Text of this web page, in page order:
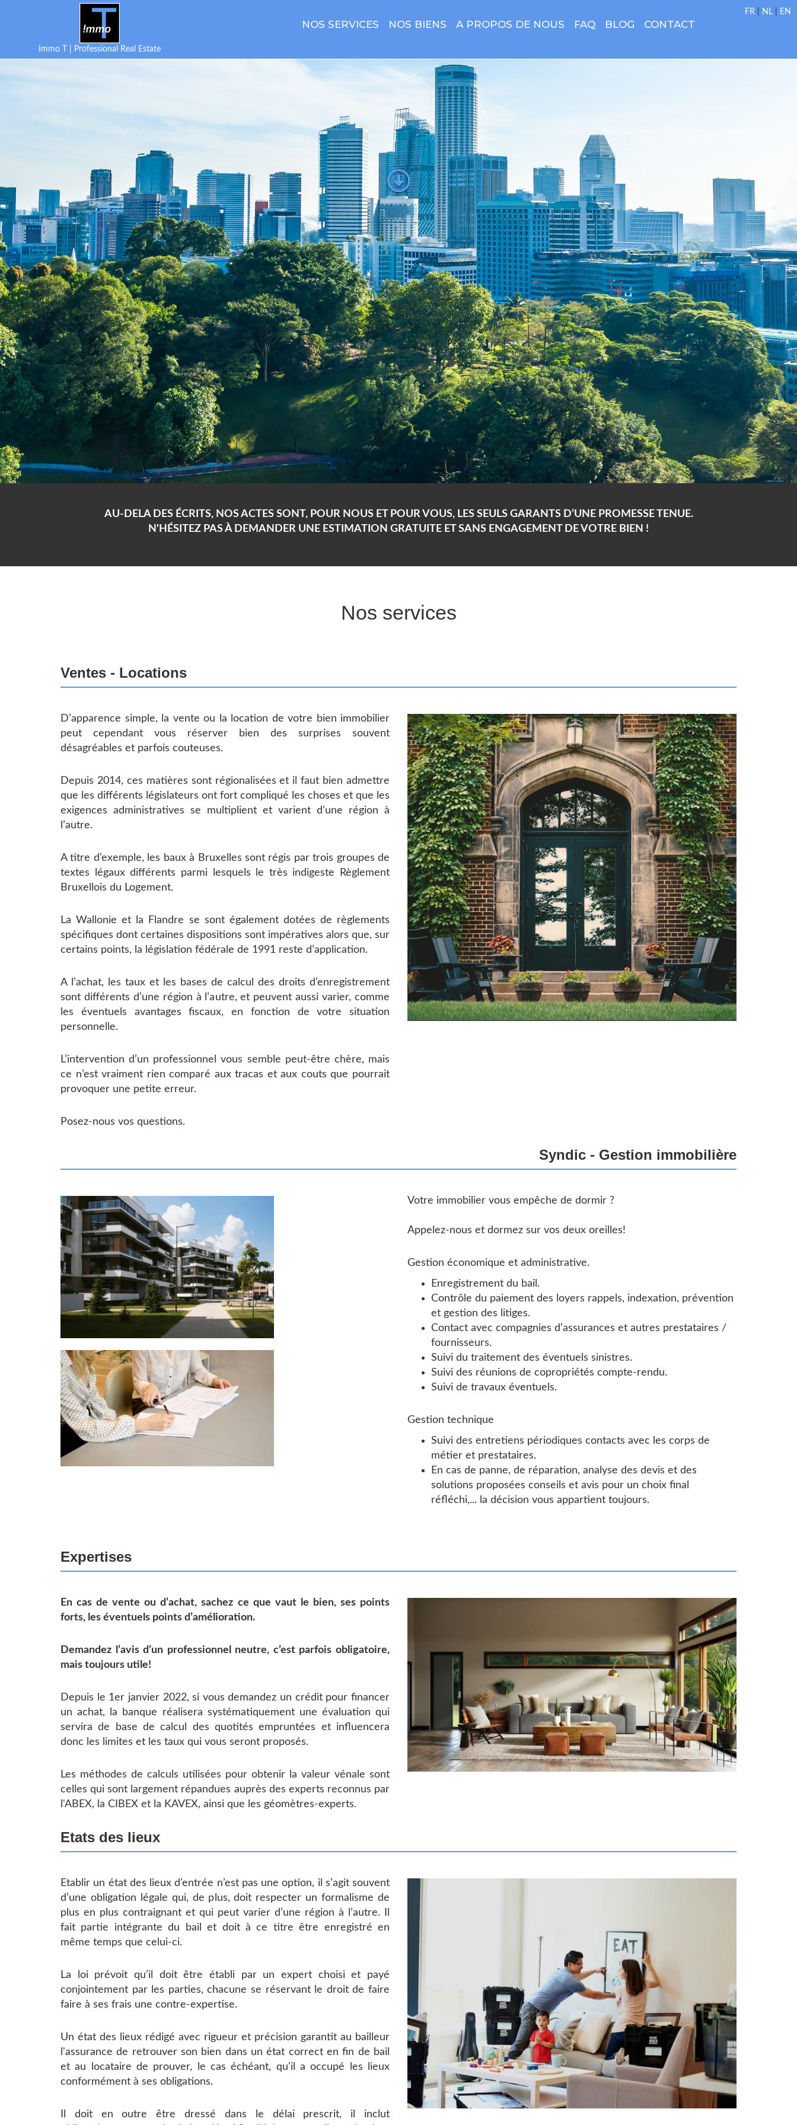
FR NL EN
Immo T | Professional Real Estate
NOS SERVICES NOS BIENS A PROPOS DE NOUS FAQ BLOG CONTACT
AU-DELA DES ÉCRITS, NOS ACTES SONT, POUR NOUS ET POUR VOUS, LES SEULS GARANTS D’UNE PROMESSE TENUE.
N'HÉSITEZ PAS À DEMANDER UNE ESTIMATION GRATUITE ET SANS ENGAGEMENT DE VOTRE BIEN !
Nos services
Ventes - Locations
D’apparence simple, la vente ou la location de votre bien immobilier
peut cependant vous réserver bien des surprises souvent
désagréables et parfois couteuses.
Depuis 2014, ces matières sont régionalisées et il faut bien admettre
que les différents législateurs ont fort compliqué les choses et que les
exigences administratives se multiplient et varient d’une région à
l’autre.
A titre d’exemple, les baux à Bruxelles sont régis par trois groupes de
textes légaux différents parmi lesquels le très indigeste Règlement
Bruxellois du Logement.
La Wallonie et la Flandre se sont également dotées de règlements
spécifiques dont certaines dispositions sont impératives alors que, sur
certains points, la législation fédérale de 1991 reste d’application.
A l’achat, les taux et les bases de calcul des droits d’enregistrement
sont différents d’une région à l’autre, et peuvent aussi varier, comme
les éventuels avantages fiscaux, en fonction de votre situation
personnelle.
L’intervention d’un professionnel vous semble peut-être chère, mais
ce n’est vraiment rien comparé aux tracas et aux couts que pourrait
provoquer une petite erreur.
Posez-nous vos questions.
Syndic - Gestion immobilière
Votre immobilier vous empêche de dormir ?
Appelez-nous et dormez sur vos deux oreilles!
Gestion économique et administrative.
Enregistrement du bail.
Contrôle du paiement des loyers rappels, indexation, prévention
et gestion des litiges.
Contact avec compagnies d’assurances et autres prestataires /
fournisseurs.
Suivi du traitement des éventuels sinistres.
Suivi des réunions de copropriétés compte-rendu.
Suivi de travaux éventuels.
Gestion technique
Suivi des entretiens périodiques contacts avec les corps de
métier et prestataires.
En cas de panne, de réparation, analyse des devis et des
solutions proposées conseils et avis pour un choix final
réfléchi,... la décision vous appartient toujours.
Expertises
En cas de vente ou d’achat, sachez ce que vaut le bien, ses points
forts, les éventuels points d’amélioration.
Demandez l’avis d’un professionnel neutre, c’est parfois obligatoire,
mais toujours utile!
Depuis le 1er janvier 2022, si vous demandez un crédit pour financer
un achat, la banque réalisera systématiquement une évaluation qui
servira de base de calcul des quotités empruntées et influencera
donc les limites et les taux qui vous seront proposés.
Les méthodes de calculs utilisées pour obtenir la valeur vénale sont
celles qui sont largement répandues auprès des experts reconnus par
l'ABEX, la CIBEX et la KAVEX, ainsi que les géomètres-experts.
Etats des lieux
Etablir un état des lieux d’entrée n’est pas une option, il s’agit souvent
d’une obligation légale qui, de plus, doit respecter un formalisme de
plus en plus contraignant et qui peut varier d’une région à l’autre. Il
fait partie intégrante du bail et doit à ce titre être enregistré en
même temps que celui-ci.
La loi prévoit qu’il doit être établi par un expert choisi et payé
conjointement par les parties, chacune se réservant le droit de faire
faire à ses frais une contre-expertise.
Un état des lieux rédigé avec rigueur et précision garantit au bailleur
l'assurance de retrouver son bien dans un état correct en fin de bail
et au locataire de prouver, le cas échéant, qu'il a occupé les lieux
conformément à ses obligations.
Il doit en outre être dressé dans le délai prescrit, il inclut